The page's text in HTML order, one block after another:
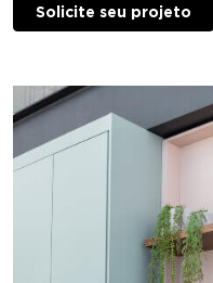
Solicite seu projeto